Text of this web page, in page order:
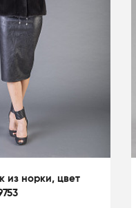
из норки, цвет